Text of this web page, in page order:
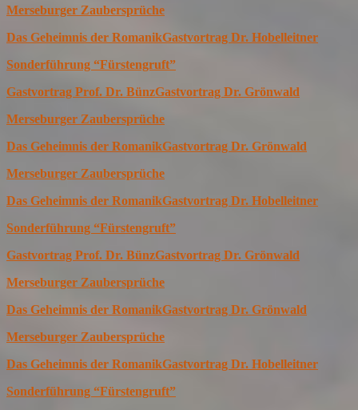
Merseburger Zaubersprüche
Das Geheimnis der RomanikGastvortrag Dr. Hobelleitner
Sonderführung “Fürstengruft”
Gastvortrag Prof. Dr. BünzGastvortrag Dr. Grönwald
Merseburger Zaubersprüche
Das Geheimnis der RomanikGastvortrag Dr. Grönwald
Merseburger Zaubersprüche
Das Geheimnis der RomanikGastvortrag Dr. Hobelleitner
Sonderführung “Fürstengruft”
Gastvortrag Prof. Dr. BünzGastvortrag Dr. Grönwald
Merseburger Zaubersprüche
Das Geheimnis der RomanikGastvortrag Dr. Grönwald
Merseburger Zaubersprüche
Das Geheimnis der RomanikGastvortrag Dr. Hobelleitner
Sonderführung “Fürstengruft”